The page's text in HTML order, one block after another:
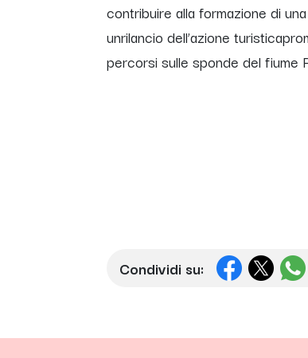
contribuire alla formazione di
unrilancio dell’azione
percorsi sulle sponde del fiume
Condividi su: